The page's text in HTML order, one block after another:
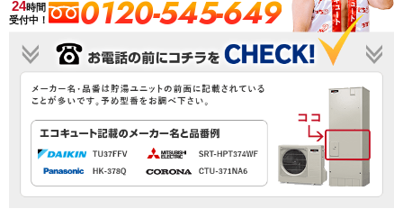
24時間
受付中！
0120-545-649